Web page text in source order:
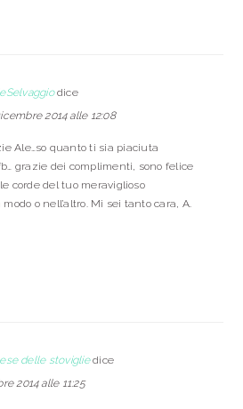
dice
2014 alle 12:08
Ale…so quanto ti sia piaciuta
grazie dei complimenti, sono felice
corde del tuo meraviglioso
o nell’altro. Mi sei tanto cara, A.
delle stoviglie dice
2014 alle 11:25